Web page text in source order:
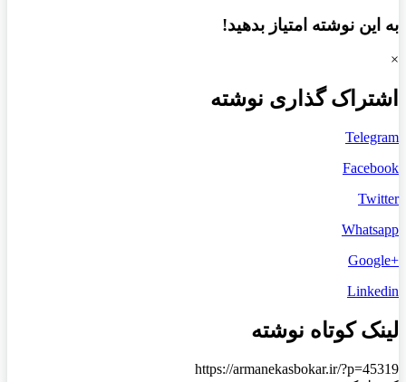
به این نوشته امتیاز بدهید!
×
اشتراک گذاری نوشته
Telegram
Facebook
Twitter
Whatsapp
+Google
Linkedin
لینک کوتاه نوشته
https://armanekasbokar.ir/?p=45319